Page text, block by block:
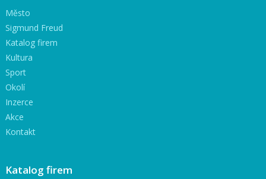
Město
Sigmund Freud
Katalog firem
Kultura
Sport
Okolí
Inzerce
Akce
Kontakt
Katalog firem